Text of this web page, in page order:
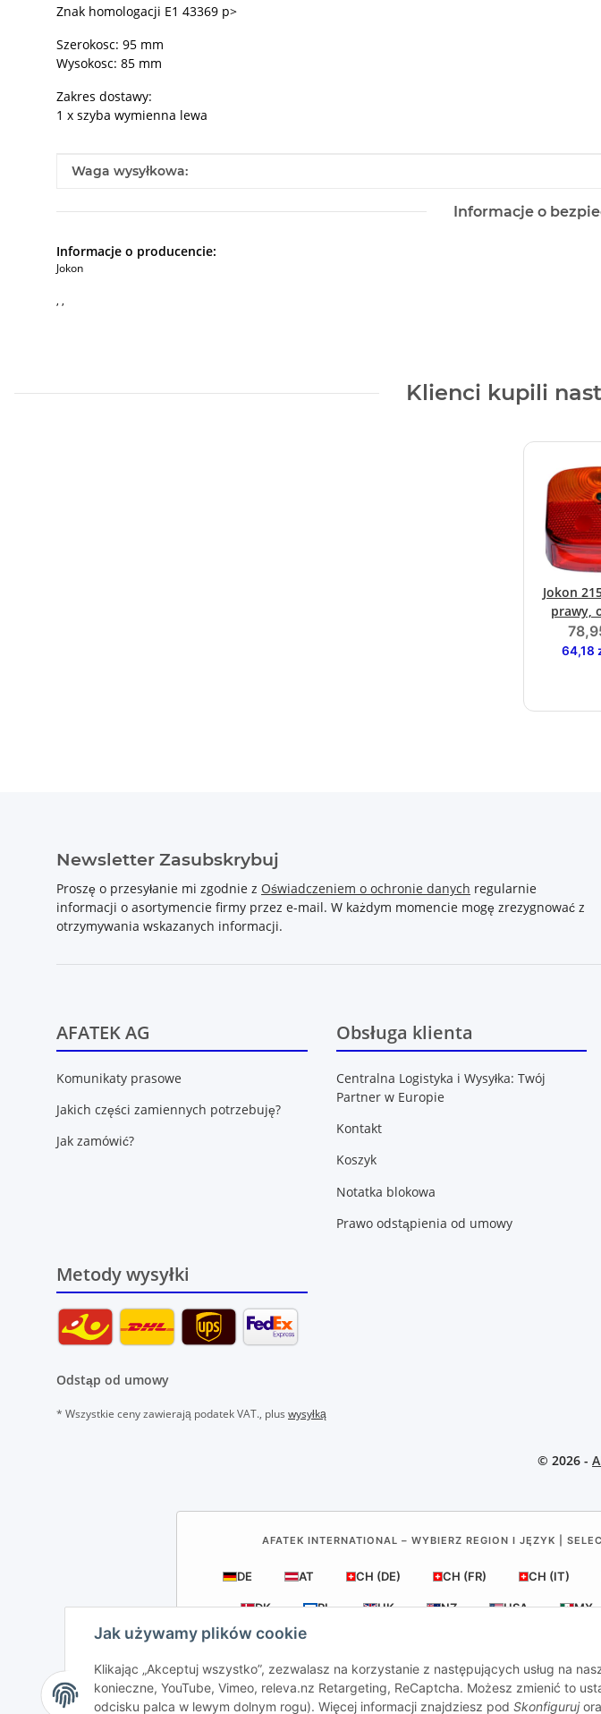
Jak używamy plików cookie
Klikając „Akceptuj wszystko”, zezwalasz na korzystanie z następujących usług na
konieczne, YouTube, Vimeo, releva.nz Retargeting, ReCaptcha. Możesz zmienić to
odcisku palca w lewym dolnym rogu). Więcej informacji znajdziesz pod Skonfiguruj
Znak homologacji E1 43369 p>
Szerokosc: 95 mm
Wysokosc: 85 mm
Zakres dostawy:
1 x szyba wymienna lewa
#productDetails.itemInformation#
#productDetails.itemValue#
Waga wysyłkowa:
Informacje o
Informacje o producencie:
Jokon
, ,
Klienci kupili
Jokon
prawy,
64,18
Newsletter Zasubskrybuj
Proszę o przesyłanie mi zgodnie z Oświadczeniem o ochronie danych regularnie
informacji o asortymencie firmy przez e-mail. W każdym momencie mogę zrezygnować z
otrzymywania wskazanych informacji.
AFATEK AG
Komunikaty prasowe
Jakich części zamiennych potrzebuję?
Jak zamówić?
Obsługa klienta
Centralna Logistyka i Wysyłka: Twój
Partner w Europie
Kontakt
Koszyk
Notatka blokowa
Prawo odstąpienia od umowy
Metody wysyłki
Odstąp od umowy
* Wszystkie ceny zawierają podatek VAT., plus wysyłką
© 2026 -
AFATEK INTERNATIONAL – WYBIERZ REGION I JĘZYK |
DE AT CH (DE) CH (FR) CH (IT)
DK PL UK NZ USA MX
AFATEK International| Twój partner w zakresie